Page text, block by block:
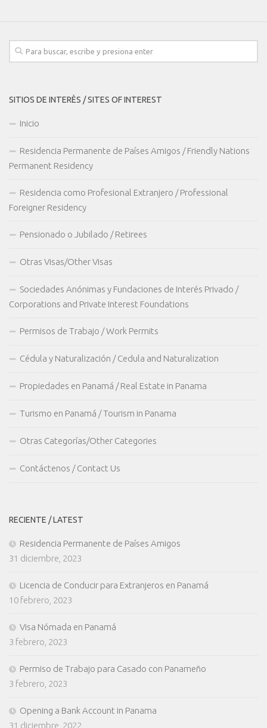
SITIOS DE INTERÈS / SITES OF INTEREST
Inicio
Residencia Permanente de Países Amigos / Friendly Nations
Permanent Residency
Residencia como Profesional Extranjero / Professional
Foreigner Residency
Pensionado o Jubilado / Retirees
Otras Visas/Other Visas
Sociedades Anónimas y Fundaciones de Interés Privado /
Corporations and Private Interest Foundations
Permisos de Trabajo / Work Permits
Cédula y Naturalización / Cedula and Naturalization
Propiedades en Panamá / Real Estate in Panama
Turismo en Panamá / Tourism in Panama
Otras Categorías/Other Categories
Contáctenos / Contact Us
RECIENTE / LATEST
Residencia Permanente de Países Amigos
31 diciembre, 2023
Licencia de Conducir para Extranjeros en Panamá
10 febrero, 2023
Visa Nómada en Panamá
3 febrero, 2023
Permiso de Trabajo para Casado con Panameño
3 febrero, 2023
Opening a Bank Account in Panama
31 diciembre, 2022